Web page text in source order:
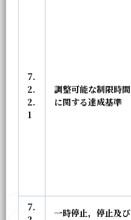
7.
2.
2.
1
調整可能な制限時間
に関する達成基準
7.
一時停止，停止及び